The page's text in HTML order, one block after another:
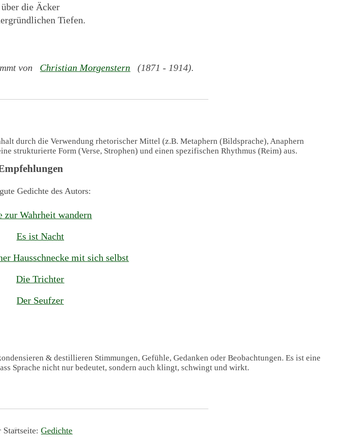
über die Äcker
Tiefen.
von Christian Morgenstern (1871 - 1914).
durch die Verwendung rhetorischer Mittel (z.B. Metaphern (Bildsprache), Anaphern
strukturierte Form (Verse, Strophen) und einen spezifischen Rhythmus (Reim) aus.
Gedichte des Autors:
zur Wahrheit wandern
Es ist Nacht
Hausschnecke mit sich selbst
Die Trichter
Der Seufzer
& destillieren Stimmungen, Gefühle, Gedanken oder Beobachtungen. Es ist eine
Sprache nicht nur bedeutet, sondern auch klingt, schwingt und wirkt.
Startseite:Gedichte